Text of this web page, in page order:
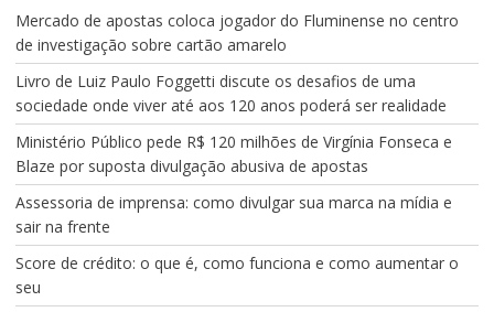
Mercado de apostas coloca jogador do Fluminense no centro
de investigação sobre cartão amarelo
Livro de Luiz Paulo Foggetti discute os desafios de uma
sociedade onde viver até aos 120 anos poderá ser realidade
Ministério Público pede R$ 120 milhões de Virgínia Fonseca e
Blaze por suposta divulgação abusiva de apostas
Assessoria de imprensa: como divulgar sua marca na mídia e
sair na frente
Score de crédito: o que é, como funciona e como aumentar o
seu